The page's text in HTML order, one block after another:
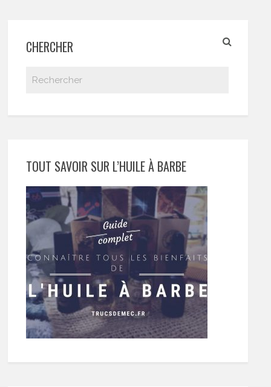
CHERCHER
TOUT SAVOIR SUR L’HUILE À BARBE